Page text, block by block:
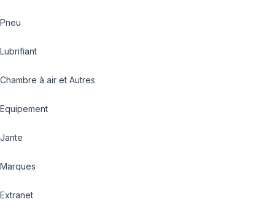
Pneu
Lubrifiant
Chambre à air et Autres
Equipement
Jante
Marques
Extranet